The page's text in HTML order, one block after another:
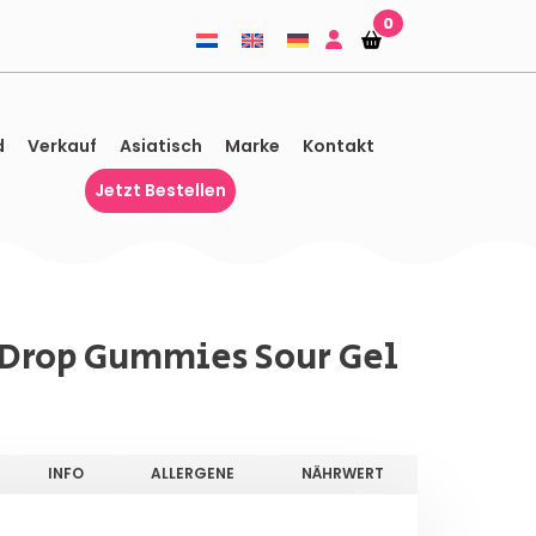
Einkaufskorb
Einkaufskorb
0
Verkauf Asiatisch Marke
Kontakt
Jetzt Bestellen
Gummies Sour Gel
INFO ALLERGENE NÄHRWERT